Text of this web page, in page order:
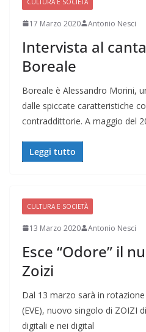
17 Marzo 2020 Antonio Nesci
Intervista al
Boreale
Boreale è Alessandro Morini,
dalle spiccate caratteristiche
contraddittorie. A maggio del
Leggi tutto
CULTURA E SOCIETÀ
13 Marzo 2020 Antonio Nesci
Esce “Odore” il
Zoizi
Dal 13 marzo sarà in rotazione
(EVE), nuovo singolo di ZOIZI
digitali e nei digital